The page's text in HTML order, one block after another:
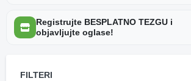
Registrujte BESPLATNO TEZGU i
objavljujte oglase!
FILTERI